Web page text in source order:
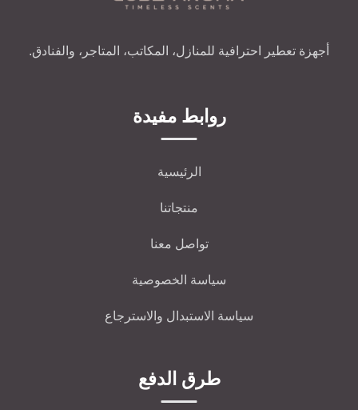
أجهزة تعطير احترافية للمنازل، المكاتب، المتاجر، والفنادق.
روابط مفيدة
الرئيسية
منتجاتنا
تواصل معنا
سياسة الخصوصية
سياسة الاستبدال والاسترجاع
طرق الدفع